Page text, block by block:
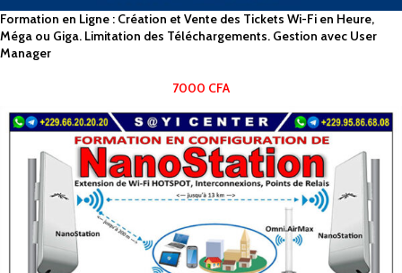
Formation en Ligne : Création et Vente des Tickets Wi-Fi en Heure,
Méga ou Giga. Limitation des Téléchargements. Gestion avec User
Manager
7000 CFA